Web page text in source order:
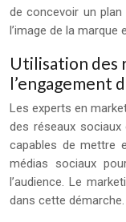
de concevoir un
l’image de la marque
Utilisation des
l’engagement
Les experts en
des réseaux sociaux
capables de mettre
médias sociaux
l’audience. Le
dans cette démarche.